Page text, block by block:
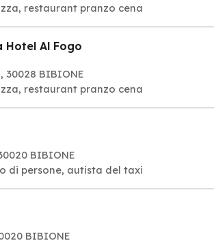
restaurant pranzo cena
Hotel Al Fogo
30028 BIBIONE
restaurant pranzo cena
BIBIONE
di persone, autista del taxi
BIBIONE